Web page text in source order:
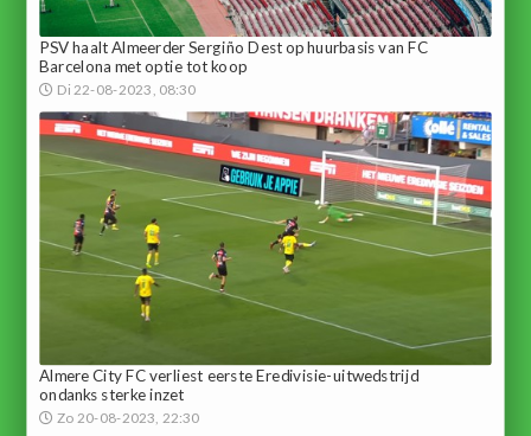
PSV haalt Almeerder Sergiño Dest op huurbasis van FC
Barcelona met optie tot koop
Di 22-08-2023, 08:30
Almere City FC verliest eerste Eredivisie-uitwedstrijd
ondanks sterke inzet
Zo 20-08-2023, 22:30